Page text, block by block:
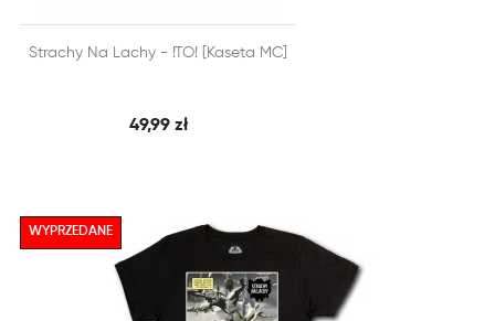
DODAJ DO KOSZYKA
SZYBKI PODGLĄD
Strachy Na Lachy - !TO! [Kaseta MC]
49,99 zł
WYPRZEDANE